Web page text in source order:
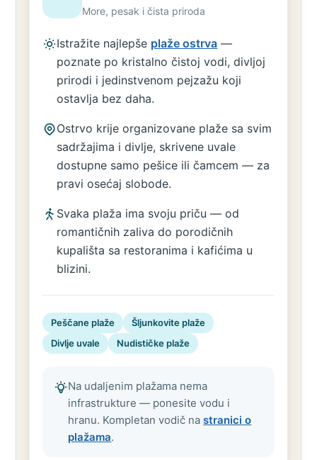
More, pesak i čista priroda
Istražite najlepše plaže ostrva —
poznate po kristalno čistoj vodi, divljoj
prirodi i jedinstvenom pejzažu koji
ostavlja bez daha.
Ostrvo krije organizovane plaže sa svim
sadržajima i divlje, skrivene uvale
dostupne samo pešice ili čamcem — za
pravi osećaj slobode.
Svaka plaža ima svoju priču — od
romantičnih zaliva do porodičnih
kupališta sa restoranima i kafićima u
blizini.
Peščane plaže
Šljunkovite plaže
Divlje uvale
Nudističke plaže
Na udaljenim plažama nema
infrastrukture — ponesite vodu i
hranu. Kompletan vodič nastranici o
plažama.